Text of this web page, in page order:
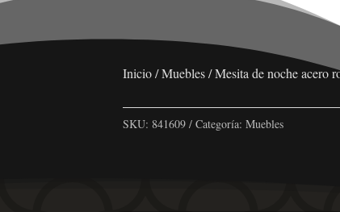
Inicio/Muebles/ Mesita de noche acero
SKU: 841609 Categoría: Muebles